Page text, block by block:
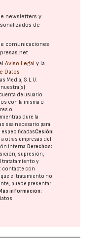
newsletters y
de
comunicaciones
Aviso Legal y la
Datos
Media, S.L.U.
de usuario.
con la misma o
o
mientras dure la
sea necesario para
especificadasCesión:
otras empresas del
interna. Derechos:
supresión,
y
contacte con
el tratamiento no
puede presentar
información: